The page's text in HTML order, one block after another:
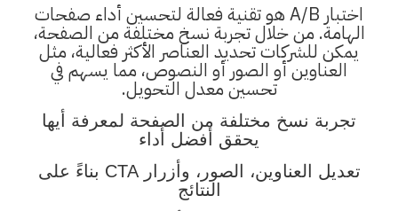
اختبار A/B هو تقنية فعالة لتحسين أداء صفحات
الهامة. من خلال تجربة نسخ مختلفة من الصفحة،
يمكن للشركات تحديد العناصر الأكثر فعالية، مثل
العناوين أو الصور أو النصوص، مما يسهم في
تحسين معدل التحويل.
تجربة نسخ مختلفة من الصفحة لمعرفة أيها
يحقق أفضل أداء
تعديل العناوين، الصور، وأزرار CTA بناءً على
النتائج